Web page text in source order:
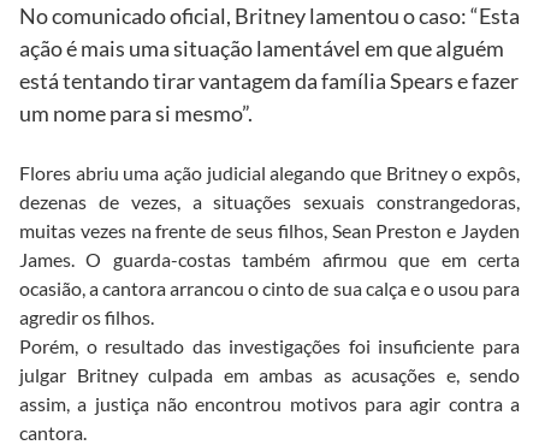
No comunicado oficial, Britney lamentou o caso: “Esta
ação é mais uma situação lamentável em que alguém
está tentando tirar vantagem da família Spears e fazer
um nome para si mesmo”.
Flores abriu uma ação judicial alegando que Britney o expôs,
dezenas de vezes, a situações sexuais constrangedoras,
muitas vezes na frente de seus filhos, Sean Preston e Jayden
James. O guarda-costas também afirmou que em certa
ocasião, a cantora arrancou o cinto de sua calça e o usou para
agredir os filhos.
Porém, o resultado das investigações foi insuficiente para
julgar Britney culpada em ambas as acusações e, sendo
assim, a justiça não encontrou motivos para agir contra a
cantora.